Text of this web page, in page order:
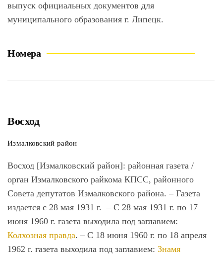
выпуск официальных документов для
муниципального образования г. Липецк.
Номера
Восход
Измалковский район
Восход [Измалковский район]: районная газета /
орган Измалковского райкома КПСС, районного
Совета депутатов Измалковского района. – Газета
издается с 28 мая 1931 г. – С 28 мая 1931 г. по 17
июня 1960 г. газета выходила под заглавием:
Колхозная правда. – С 18 июня 1960 г. по 18 апреля
1962 г. газета выходила под заглавием: Знамя